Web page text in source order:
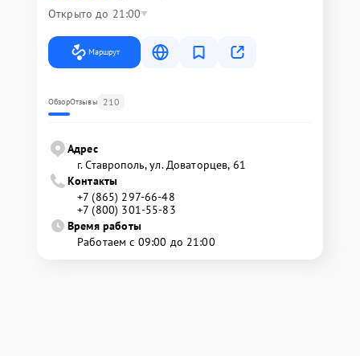
Открыто до 21:00
Маршрут
ОбзорОтзывы 210
Адрес
г. Ставрополь, ул. Доваторцев, 61
Контакты
+7 (865) 297-66-48
+7 (800) 301-55-83
Время работы
Работаем с 09:00 до 21:00